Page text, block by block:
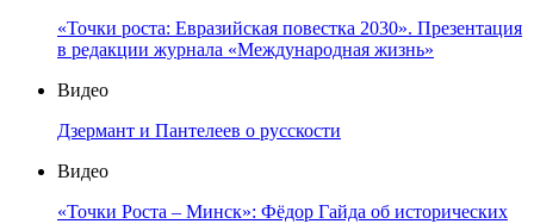
«Точки роста: Евразийская повестка 2030». Презентация
в редакции журнала «Международная жизнь»
Видео
Дзермант и Пантелеев о русскости
Видео
«Точки Роста – Минск»: Фёдор Гайда об исторических